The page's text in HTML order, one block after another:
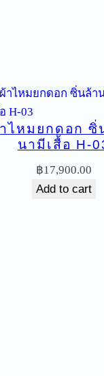
ไหมยกดอก ซิ่
นามีเสื้อ H-
฿17,900.00
Add to cart